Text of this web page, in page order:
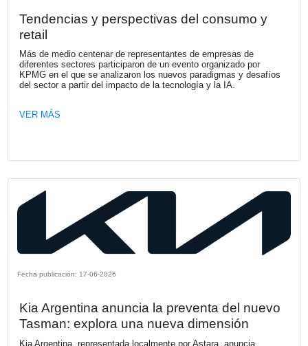
A partir del 1 de octubre Néstor García culmina su ciclo
Presidente y CEO de la Firma, tras una etapa marcada
importantes avances en el fortalecimiento de nuestra
el desarrollo de capacidades y el acompañamiento a
clientes en contextos de creciente transformación.